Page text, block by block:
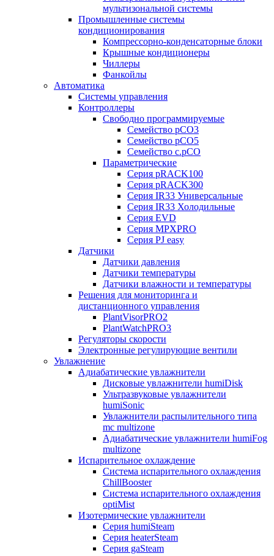
мультизональной системы
Промышленные системы
кондиционирования
Компрессорно-конденсаторные блоки
Крышные кондиционеры
Чиллеры
Фанкойлы
Автоматика
Системы управления
Контроллеры
Свободно программируемые
Семейство pCO3
Семейство pCO5
Семейство c.pCO
Параметрические
Серия pRACK100
Серия pRACK300
Серия IR33 Универсальные
Серия IR33 Холодильные
Серия EVD
Серия MPXPRO
Серия PJ easy
Датчики
Датчики давления
Датчики температуры
Датчики влажности и температуры
Решения для мониторинга и
дистанционного управления
PlantVisorPRO2
PlantWatchPRO3
Регуляторы скорости
Электронные регулирующие вентили
Увлажнение
Адиабатические увлажнители
Дисковые увлажнители humiDisk
Ультразвуковые увлажнители
humiSonic
Увлажнители распылительного типа
mc multizone
Адиабатические увлажнители humiFog
multizone
Испарительное охлаждение
Система испарительного охлаждения
ChillBooster
Система испарительного охлаждения
optiMist
Изотермические увлажнители
Серия humiSteam
Серия heaterSteam
Серия gaSteam